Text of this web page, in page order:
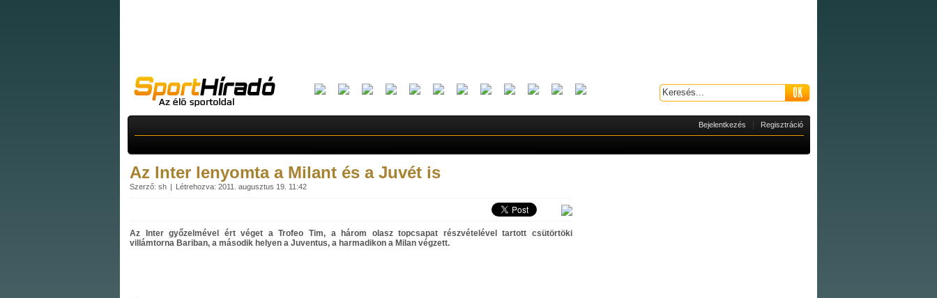
Bejelentkezés Regisztráció
Az Inter lenyomta a Milant és a Juvét is
Szerző: sh Létrehozva: 2011. augusztus 19. 11:42
Az Inter győzelmével ért véget a Trofeo Tim, a három olasz topcsapat részvételével tartott csütörtöki
villámtorna Bariban, a második helyen a Juventus, a harmadikon a Milan végzett.